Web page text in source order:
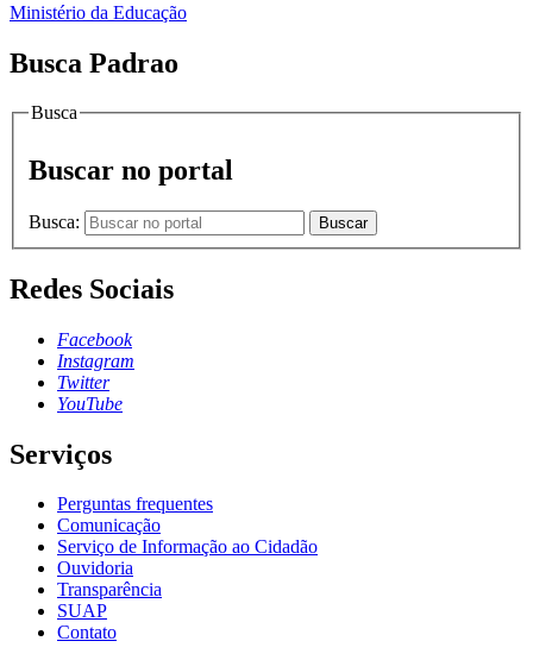
Ministério da Educação
Busca Padrao
Busca
Buscar no portal
Busca: Buscar
Redes Sociais
Facebook
Instagram
Twitter
YouTube
Serviços
Perguntas frequentes
Comunicação
Serviço de Informação ao Cidadão
Ouvidoria
Transparência
SUAP
Contato